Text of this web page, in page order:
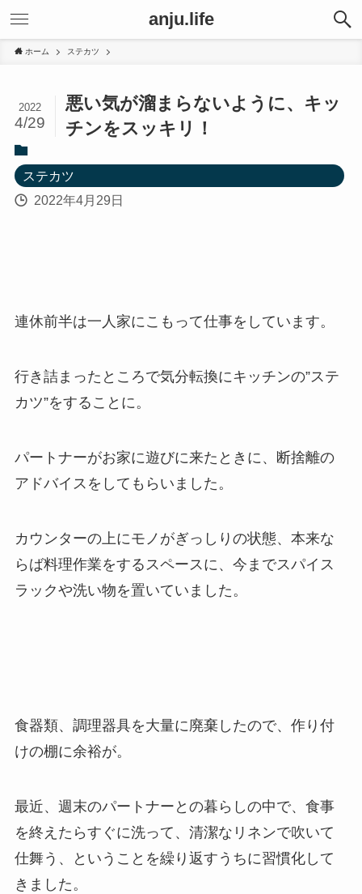
anju.life
ホーム ステカツ
悪い気が溜まらないように、キッ
チンをスッキリ！
2022
4/29
ステカツ
2022年4月29日
連休前半は一人家にこもって仕事をしています。
行き詰まったところで気分転換にキッチンの”ステ
カツ”をすることに。
パートナーがお家に遊びに来たときに、断捨離の
アドバイスをしてもらいました。
カウンターの上にモノがぎっしりの状態、本来な
らば料理作業をするスペースに、今までスパイス
ラックや洗い物を置いていました。
食器類、調理器具を大量に廃棄したので、作り付
けの棚に余裕が。
最近、週末のパートナーとの暮らしの中で、食事
を終えたらすぐに洗って、清潔なリネンで吹いて
仕舞う、ということを繰り返すうちに習慣化して
きました。